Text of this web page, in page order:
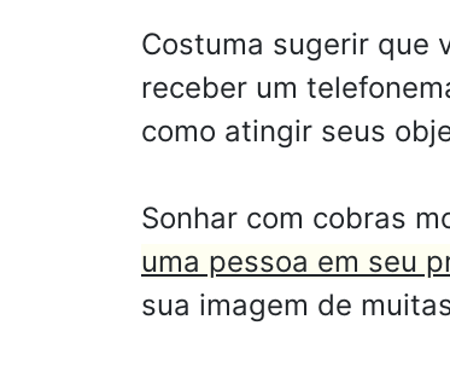
Costuma sugerir que
receber um
como atingir seus
Sonhar com cobras
uma pessoa em seu
sua imagem de